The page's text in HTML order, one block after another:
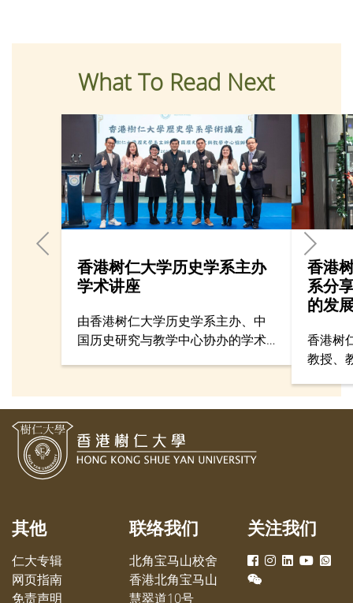
What To Read Next
香港树仁大学历史学系主办
学术讲座
由香港树仁大学历史学系主办、中
国历史研究与教学中心协办的学术
化团体逾百名师生参加。
香港
系分
的发
香港树
教授、
享香港
其他
仁大专辑
网页指南
免责声明
联络我们
北角宝马山校舍
香港北角宝马山
慧翠道10号
关注我们